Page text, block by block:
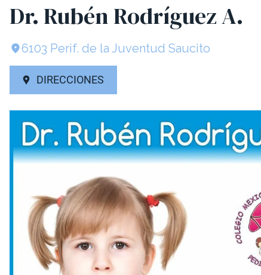
Dr. Rubén Rodríguez A.
6103 Perif. de la Juventud Saucito
DIRECCIONES